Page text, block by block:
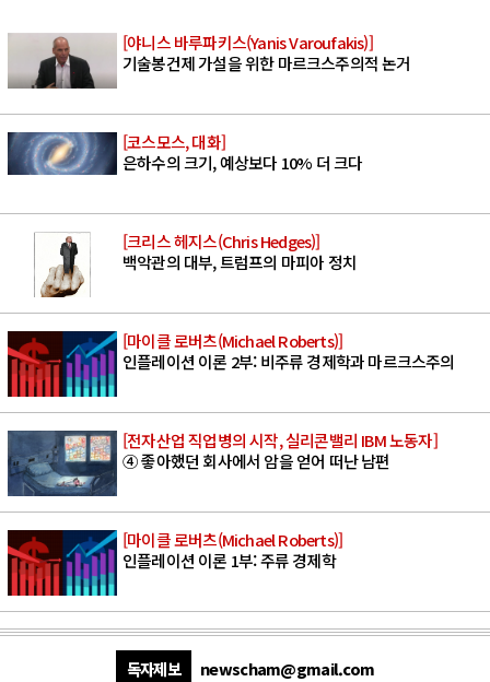
[야니스 바루파키스(Yanis Varoufakis)]
기술봉건제 가설을 위한 마르크스주의적 논거
[코스모스, 대화]
은하수의 크기, 예상보다 10% 더 크다
[크리스 헤지스(Chris Hedges)]
백악관의 대부, 트럼프의 마피아 정치
[마이클 로버츠(Michael Roberts)]
인플레이션 이론 2부: 비주류 경제학과 마르크스주의
[전자산업 직업병의 시작, 실리콘밸리 IBM 노동자]
④ 좋아했던 회사에서 암을 얻어 떠난 남편
[마이클 로버츠(Michael Roberts)]
인플레이션 이론 1부: 주류 경제학
독자제보 newscham@gmail.com